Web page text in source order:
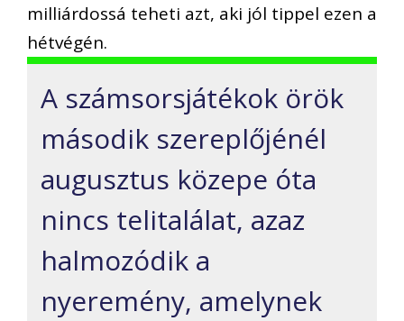
milliárdossá teheti azt, aki jól tippel ezen a
hétvégén.
A számsorsjátékok örök
második szereplőjénél
augusztus közepe óta
nincs telitalálat, azaz
halmozódik a
nyeremény, amelynek